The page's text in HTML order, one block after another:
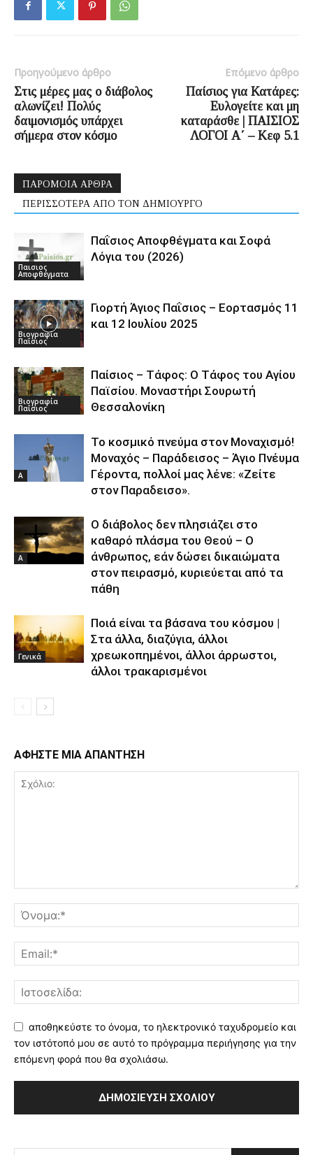
Προηγούμενο άρθρο
Στις μέρες μας ο διάβολος
αλωνίζει! Πολύς
δαιμονισμός υπάρχει
σήμερα στον κόσμο
Επόμενο άρθρο
Παίσιος για Κατάρες:
Ευλογείτε και μη
καταράσθε | ΠΑΙΣΙΟΣ
ΛΟΓΟΙ Α΄ – Κεφ 5.1
ΠΑΡΟΜΟΙΑ ΑΡΘΡΑ
ΠΕΡΙΣΣΟΤΕΡΑ ΑΠΟ ΤΟΝ ΔΗΜΙΟΥΡΓΟ
Παισιος
Αποφθέγματα
Παΐσιος Αποφθέγματα και Σοφά
Λόγια του (2026)
Βιογραφία
Παΐσιος
Γιορτή Άγιος Παΐσιος – Εορτασμός 11
και 12 Ιουλίου 2025
Βιογραφία
Παΐσιος
Παίσιος – Τάφος: Ο Τάφος του Αγίου
Παϊσίου. Μοναστήρι Σουρωτή
Θεσσαλονίκη
Α
Το κοσμικό πνεύμα στον Μοναχισμό!
Μοναχός – Παράδεισος – Άγιο Πνέυμα
Γέροντα, πoλλοί μας λένε: «Ζείτε
στον Παραδεισο».
Α
Ο διάβολος δεν πλησιάζει στο
καθαρό πλάσμα του Θεού – Ο
άνθρωπος, εάν δώσει δικαιώματα
στον πειρασμό, κυριεύεται από τα
πάθη
Γενικά
Ποιά είναι τα βάσανα του κόσμου |
Στα άλλα, διαζύγια, άλλοι
χρεωκοπημένοι, άλλοι άρρωστοι,
άλλοι τρακαρισμένοι
ΑΦΗΣΤΕ ΜΙΑ ΑΠΑΝΤΗΣΗ
αποθηκεύστε το όνομα, το ηλεκτρονικό ταχυδρομείο και
τον ιστότοπό μου σε αυτό το πρόγραμμα περιήγησης για την
επόμενη φορά που θα σχολιάσω.